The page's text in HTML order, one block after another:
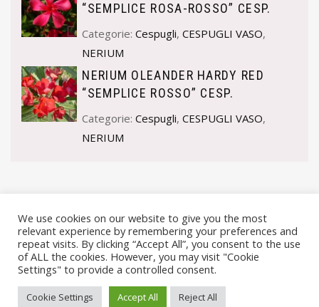
“SEMPLICE ROSA-ROSSO” CESP.
Categorie:Cespugli,CESPUGLI VASO,
NERIUM
NERIUM OLEANDER HARDY RED
“SEMPLICE ROSSO” CESP.
Categorie:Cespugli,CESPUGLI VASO,
NERIUM
© VIVAI MARCHE BY ANDREA GOSTOLI P.IVA 02074150414 |
PRIVACY POLICY
We use cookies on our website to give you the most
relevant experience by remembering your preferences and
repeat visits. By clicking “Accept All”, you consent to the use
of ALL the cookies. However, you may visit "Cookie
Settings" to provide a controlled consent.
Cookie Settings Accept All Reject All